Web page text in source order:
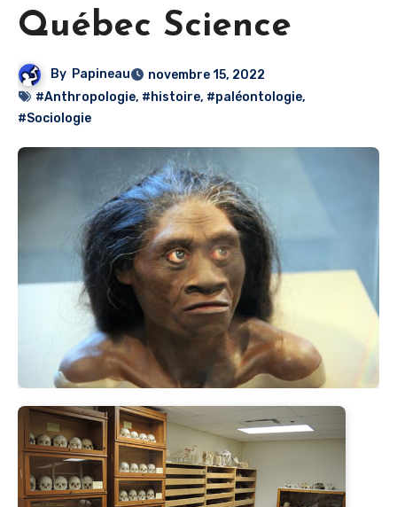
Québec Science
By Papineau
novembre 15, 2022
#Anthropologie, #histoire, #paléontologie,
#Sociologie